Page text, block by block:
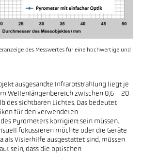
des Messwertes für eine hochwertige und
ausgesandte Infrarotstrahlung liegt je
Wellenlängenbereich zwischen 0,6 - 20
des sichtbaren Lichtes. Das bedeutet
für den verwendeten
Pyrometers korrigiert sein müssen.
fokussieren möchte oder die Geräte
als Visierhilfe ausgestattet sind, müssen
sein, dass die optischen